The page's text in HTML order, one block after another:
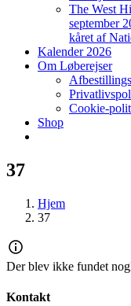
The West
september
kåret af
Kalender 2026
Om Løberejser
Cookie-
Shop
37
Hjem
37
Der blev ikke fundet
Kontakt